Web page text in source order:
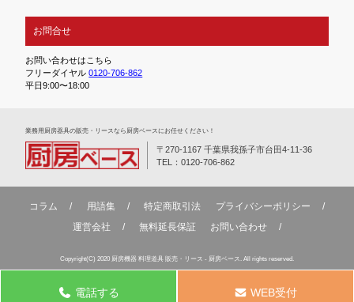
お問合せ
お問い合わせはこちら
フリーダイヤル0120-706-862
平日9:00〜18:00
業務⽤厨房器具の販売・リースなら厨房ベースにお任せください！
〒270-1167 千葉県我孫子市台田4-11-36
TEL：0120-706-862
コラム 用語集 特定商取引法
プライバシーポリシー
運営会社
無料延⻑保証 お問い合わせ
Copyright(C) 2020 厨房機器 料理道具 販売・リース - 厨房ベース. All rights reserved.
電話する WEB受付